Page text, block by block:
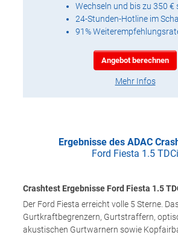
Wechseln und bis zu 350 €
24-Stunden-Hotline im
91%
Angebot berechnen
Mehr Infos
Ergebnisse des ADAC
Ford Fiesta 1.5 TDCi
Crashtest Ergebnisse Ford Fiesta 1.5
Der Ford Fiesta erreicht volle 5 Sterne.
Gurtkraftbegrenzern, Gurtstraffern,
akustischen Gurtwarnern sowie